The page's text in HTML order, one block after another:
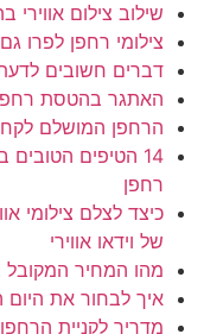
שילוב צילום
צילומי רחפן לפרו
דברים חשובים
האתגר בהטסת
הרחפן המושלם
14 הטיפים
רחפן
כיצד לצלם צילומי
של וידאו אווירי
מהו המחיר המקובל
איך לבחור את היום
מדריך לקניית